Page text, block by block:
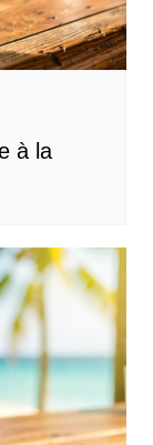
à la